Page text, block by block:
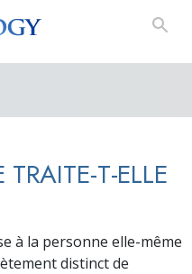
T-ELLE
à la personne elle-même
distinct de